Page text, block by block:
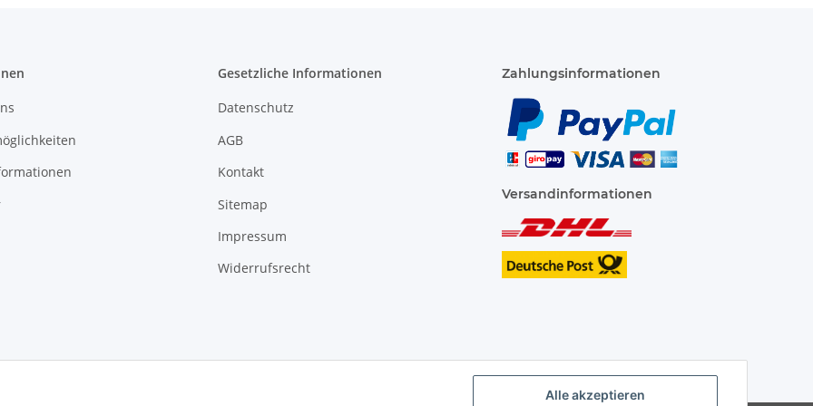
Alle akzeptieren
Gesetzliche Informationen
Datenschutz
AGB
Kontakt
Sitemap
Impressum
Widerrufsrecht
Zahlungsinformationen
Versandinformationen